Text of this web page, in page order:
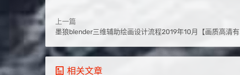
上一篇
墨狼blender三维辅助绘画设计流程2019年10月【画质高清有素材】
相关文章